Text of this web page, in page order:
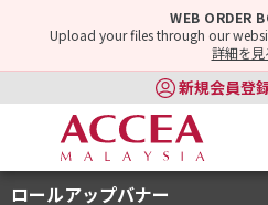
WEB ORDER
Upload your files through our
詳細を
新規会員登
ロールアップバナー